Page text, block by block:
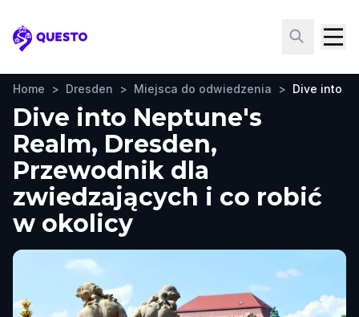
Questo
Home > Dresden > Miejsca do odwiedzenia > Dive into
Dive into Neptune's
Realm, Dresden,
Przewodnik dla
zwiedzających i co robić
w okolicy